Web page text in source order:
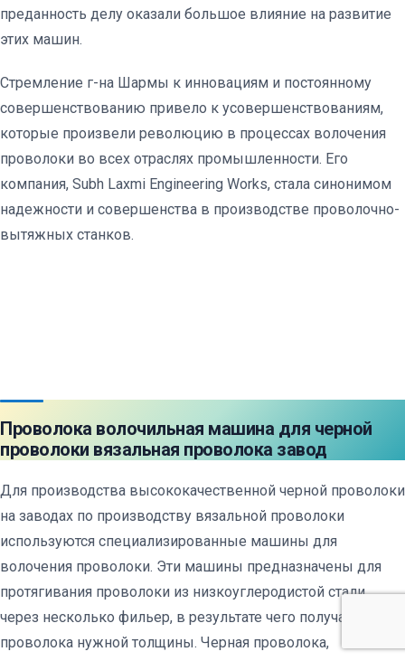
преданность делу оказали большое влияние на развитие
этих машин.
Стремление г-на Шармы к инновациям и постоянному
совершенствованию привело к усовершенствованиям,
которые произвели революцию в процессах волочения
проволоки во всех отраслях промышленности. Его
компания, Subh Laxmi Engineering Works, стала синонимом
надежности и совершенства в производстве проволочно-
вытяжных станков.
Проволока волочильная машина для черной
проволоки вязальная проволока завод
Для производства высококачественной черной проволоки
на заводах по производству вязальной проволоки
используются специализированные машины для
волочения проволоки. Эти машины предназначены для
протягивания проволоки из низкоуглеродистой стали
через несколько фильер, в результате чего получается
проволока нужной толщины. Черная проволока,